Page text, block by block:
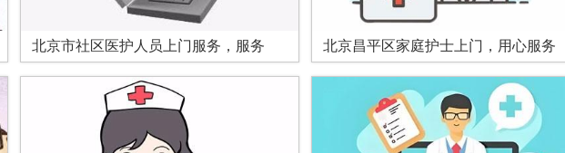
北京市社区医护人员上门服务，服务 北京昌平区家庭护士上门，用心服务